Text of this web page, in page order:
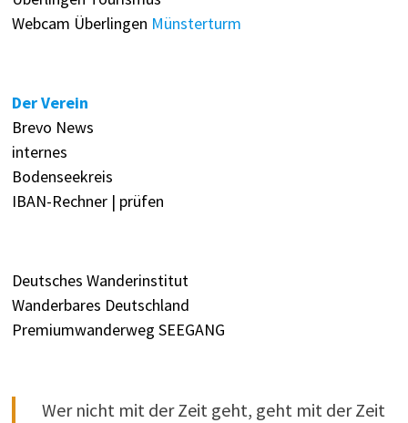
Webcam Überlingen Münsterturm
Der Verein
Brevo News
internes
Bodenseekreis
IBAN-Rechner | prüfen
Deutsches Wanderinstitut
Wanderbares Deutschland
Premiumwanderweg SEEGANG
Wer nicht mit der Zeit geht, geht mit der Zeit